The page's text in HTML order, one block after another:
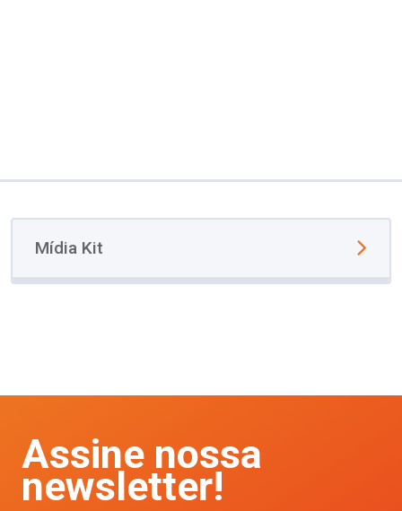
Mídia Kit
Assine nossa
newsletter!